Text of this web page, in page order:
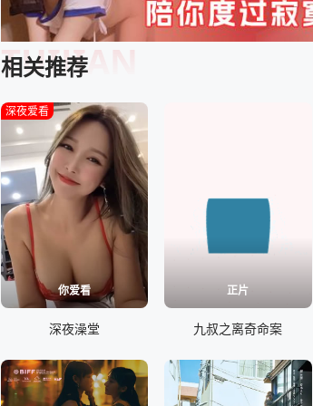
相关推荐
TUIJIAN
你爱看
深夜爱看
深夜澡堂
正片
九叔之离奇命案